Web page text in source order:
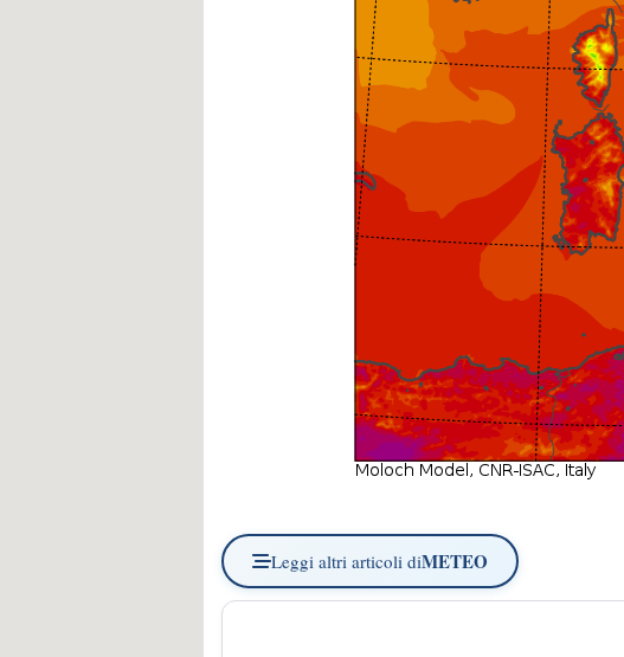
Leggi altri articoli diMETEO